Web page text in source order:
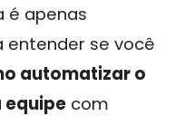
é apenas
entender se você
automatizar o
equipe com